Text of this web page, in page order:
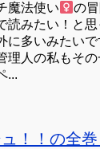
魔法使い
の
読みたい！と
に多いみたい
理人の私もそ
...
！！の全